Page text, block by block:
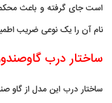
است جای گرفته و باعث
نام آن را یک نوعی ضریب
ساختار درب
ساختار درب این مدل از